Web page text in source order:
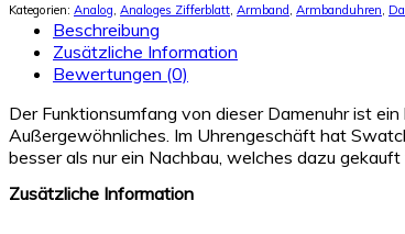
Kategorien: Analog Analoges Zifferblatt Armband Armbanduhren
Beschreibung
Zusätzliche Information
Bewertungen (0)
Der Funktionsumfang von dieser Damenuhr ist
Außergewöhnliches. Im Uhrengeschäft hat
besser als nur ein Nachbau, welches dazu
Zusätzliche Information